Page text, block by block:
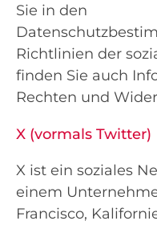
Sie in den
Richtlinien der
finden Sie auch
Rechten und
X (vormals Twitter)
X ist ein soziales
einem
Francisco,